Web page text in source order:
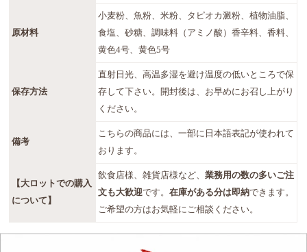
原材料
小麦粉、魚粉、米粉、タピオカ澱粉、植物油脂、
食塩、砂糖、調味料（アミノ酸）香辛料、香料、
黄色4号、黄色5号
保存方法
直射日光、高温多湿を避け温度の低いところで保
存して下さい。開封後は、お早めにお召し上がり
ください。
備考
こちらの商品には、一部に日本語表記が使われて
おります。
【大ロットでの購入
について】
飲食店様、雑貨店様など、業務用の数の多いご注
文も大歓迎です。在庫がある分は即納できます。
ご希望の方はお気軽にご相談ください。